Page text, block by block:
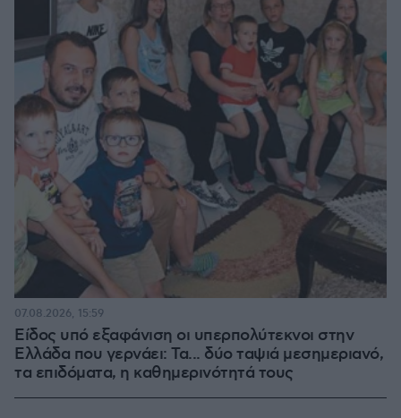
Είδος υπό εξαφάνιση οι υπερπολύτεκνοι στην
Ελλάδα που γερνάει: Τα... δύο ταψιά μεσημεριανό,
τα επιδόματα, η καθημερινότητά τους
07.08.2026, 15:59